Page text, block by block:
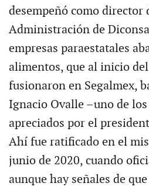
desempeñó como director
Administración de
empresas paraestatales
alimentos, que al inicio
fusionaron en Segalmex,
Ignacio Ovalle –uno de
apreciados por el
Ahí fue ratificado en el
junio de 2020, cuando
aunque hay señales de